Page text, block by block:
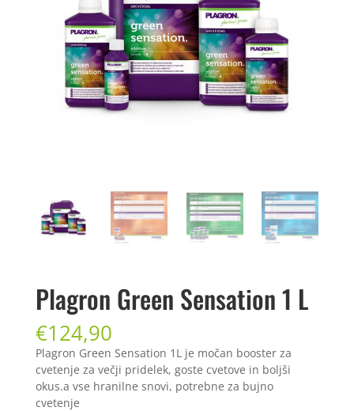
Plagron Green Sensation 1 L
€124,90
Plagron Green Sensation 1L je močan booster za
cvetenje za večji pridelek, goste cvetove in boljši
okus.a vse hranilne snovi, potrebne za bujno
cvetenje